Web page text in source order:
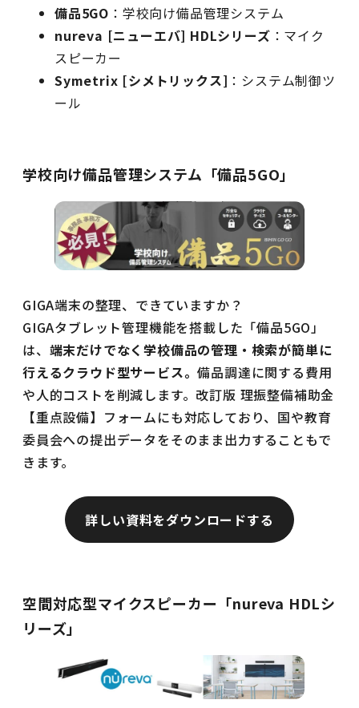
備品5GO ：学校向け備品管理システム
nureva [ニューエバ] HDLシリーズ ：マイク
スピーカー
Symetrix [シメトリックス] ：システム制御ツ
ール
学校向け備品管理システム「備品5GO」
GIGA端末の整理、できていますか？
GIGAタブレット管理機能を搭載した「備品5GO」
は、 端末だけでなく学校備品の管理・検索が簡単に
行えるクラウド型サービス。備品調達に関する費用
や人的コストを削減します。改訂版 理振整備補助金
【重点設備】フォームにも対応しており、国や教育
委員会への提出データをそのまま出力することもで
きます。
詳しい資料をダウンロードする
空間対応型マイクスピーカー「nureva HDLシ
リーズ」